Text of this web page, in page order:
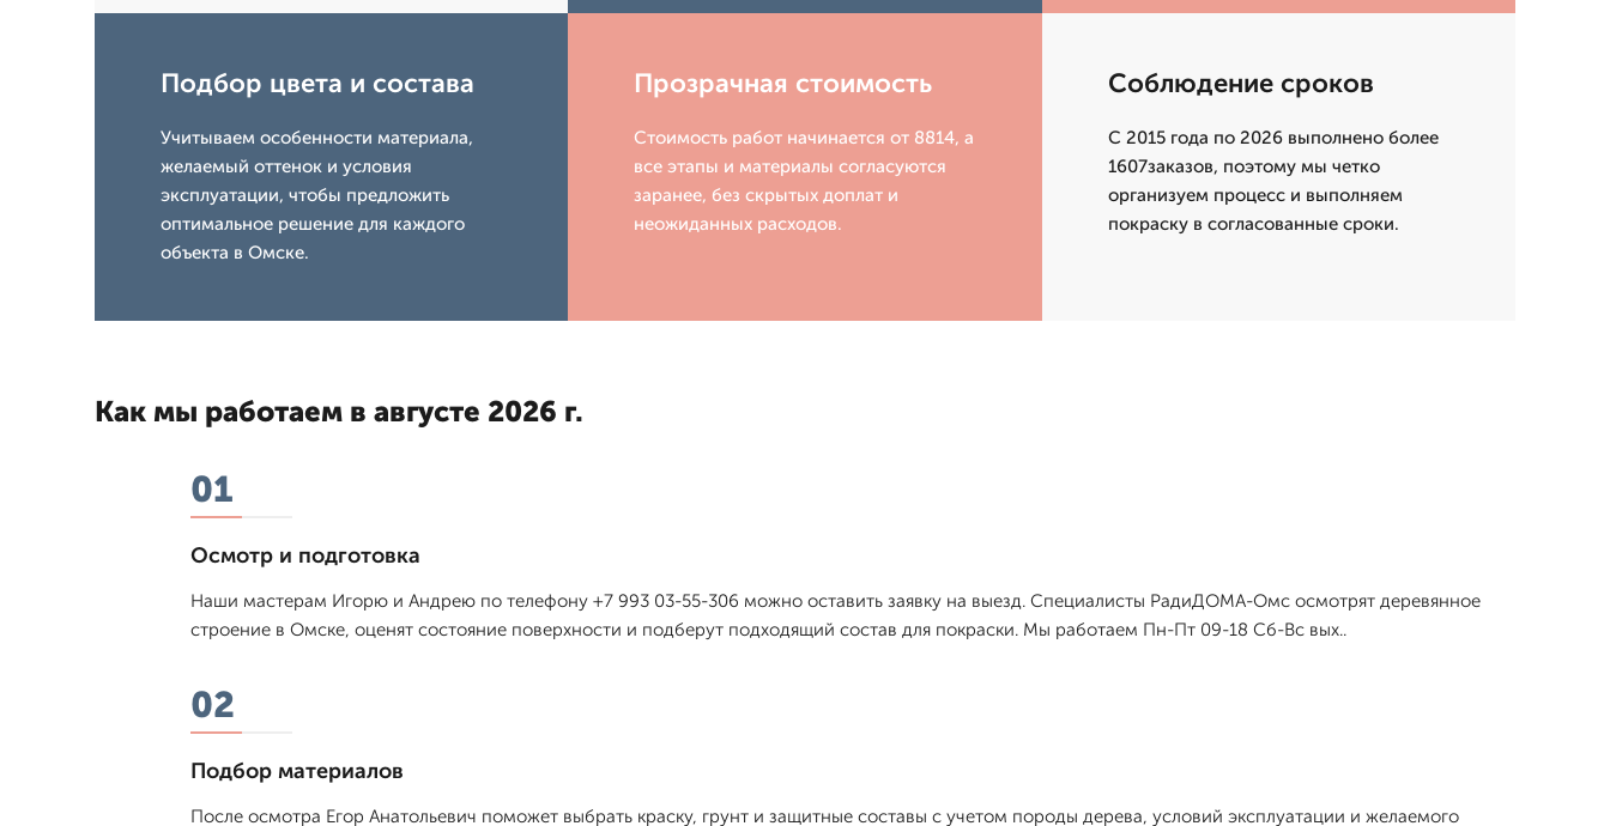
Подбор цвета и состава
Учитываем особенности материала,
желаемый оттенок и условия
эксплуатации, чтобы предложить
оптимальное решение для каждого
объекта в Омске.
Прозрачная стоимость
Стоимость работ начинается от 8814, а
все этапы и материалы согласуются
заранее, без скрытых доплат и
неожиданных расходов.
Соблюдение сроков
С 2015 года по 2026 выполнено более
1607заказов, поэтому мы четко
организуем процесс и выполняем
покраску в согласованные сроки.
Как мы работаем в августе 2026 г.
01
Осмотр и подготовка
Наши мастерам Игорю и Андрею по телефону +7 993 03-55-306 можно оставить заявку на выезд. Специалисты РадиДОМА-Омс осмотрят деревянное
строение в Омске, оценят состояние поверхности и подберут подходящий состав для покраски. Мы работаем Пн-Пт 09-18 Сб-Вс вых..
02
Подбор материалов
После осмотра Егор Анатольевич поможет выбрать краску, грунт и защитные составы с учетом породы дерева, условий эксплуатации и желаемого